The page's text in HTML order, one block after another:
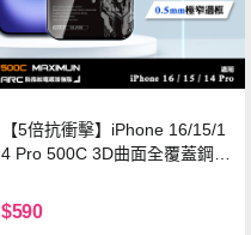
【5倍抗衝擊】iPhone 16/15/1
4 Pro 500C 3D曲面全覆蓋鋼化
保護貼
$590